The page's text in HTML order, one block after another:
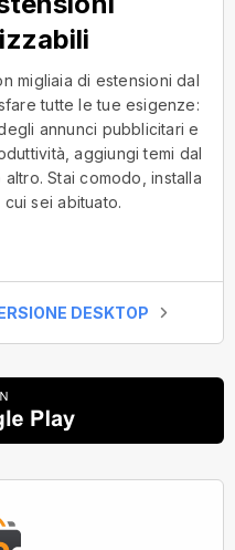
migliaia di estensioni dal
tutte le tue esigenze:
annunci pubblicitari e
aggiungi temi dal
Stai comodo, installa
sei abituato.
DESKTOP